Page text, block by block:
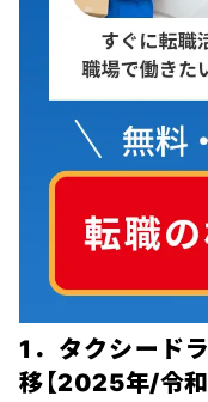
1．タクシード
移【2025年/令和